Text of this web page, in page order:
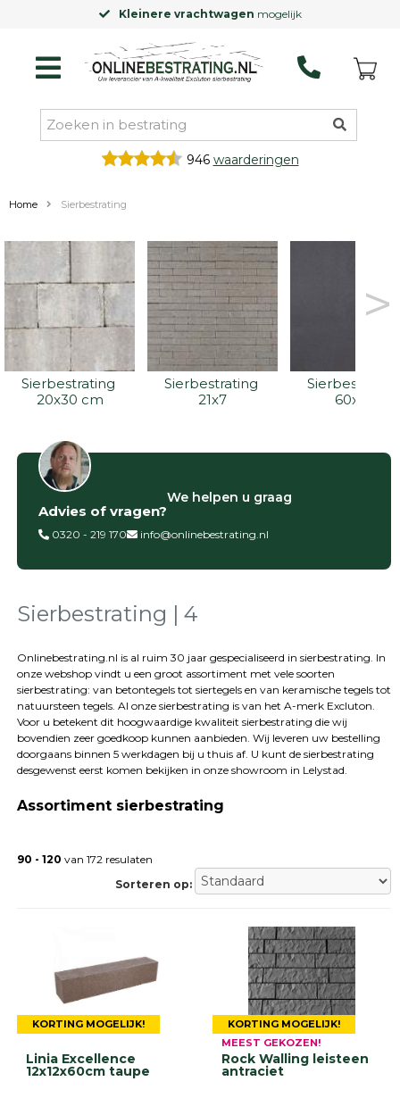
Kleinere vrachtwagen mogelijk
946 waarderingen
Home Sierbestrating
Sierbestrating
20x30 cm
Sierbestrating
21x7
Sierbestrating
60x60
>
Filter op
Categorieën
Betontegels
tegels
Natuursteen
Terrastegels
Tuintegels
Stoeptegels
Buitentegels
Balkontegels
Sierbestrating
Gebakken
Strakke
Straatklinkers
Opsluitbanden
Betonbanden
Palissades
Stapelblokken
Advies of vragen?
We helpen u graag
0320 - 219 170 info@onlinebestrating.nl
Sierbestrating | 4
Onlinebestrating.nl is al ruim 30 jaar gespecialiseerd in sierbestrating. In
onze webshop vindt u een groot assortiment met vele soorten
sierbestrating: van betontegels tot siertegels en van keramische tegels tot
natuursteen tegels. Al onze sierbestrating is van het A-merk Excluton.
Voor u betekent dit hoogwaardige kwaliteit sierbestrating die wij
bovendien zeer goedkoop kunnen aanbieden. Wij leveren uw bestelling
doorgaans binnen 5 werkdagen bij u thuis af. U kunt de sierbestrating
desgewenst eerst komen bekijken in onze showroom in Lelystad.
Assortiment sierbestrating
90 - 120 van 172 resulaten
Sorteren op:
KORTING MOGELIJK!
Linia Excellence
12x12x60cm taupe
KORTING MOGELIJK!
MEEST GEKOZEN!
Rock Walling leisteen
antraciet